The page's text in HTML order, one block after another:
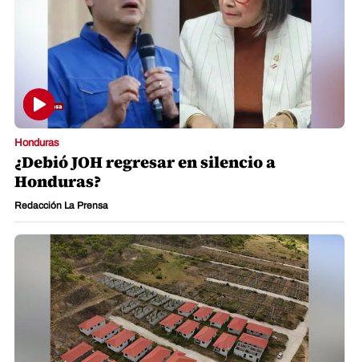
Honduras
¿Debió JOH regresar en silencio a
Honduras?
Redacción La Prensa